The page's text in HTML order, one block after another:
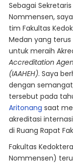
Sebagai
Nommensen,
tim Fakultas
Medan yang
untuk meraih
Accreditation
(IAAHEH). Saya
dengan
tersebut pada
Aritonang saat
akreditasi
di Ruang Rapat
Fakultas
Nommensen)